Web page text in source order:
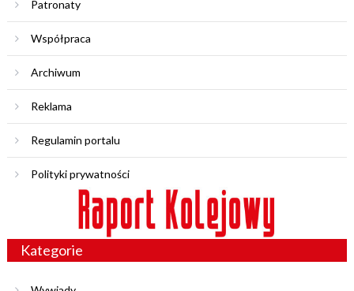
Patronaty
Współpraca
Archiwum
Reklama
Regulamin portalu
Polityki prywatności
Kategorie